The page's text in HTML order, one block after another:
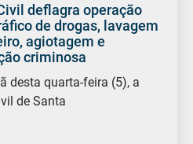
deflagra operação
de drogas, lavagem
agiotagem e
criminosa
desta quarta-feira (5), a
de Santa